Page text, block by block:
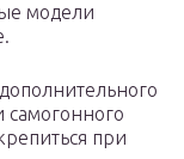
модели
при